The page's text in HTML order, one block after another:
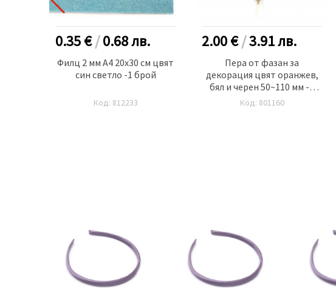
0.35 €/0.68лв.
Филц 2 мм A4 20x30 см цвят
син светло -1 брой
Код: 812233
2.00 €/3.91лв.
Перa от фазан за
декорация цвят оранжев,
бял и черен 50~110 мм -5
броя
Код: 801160